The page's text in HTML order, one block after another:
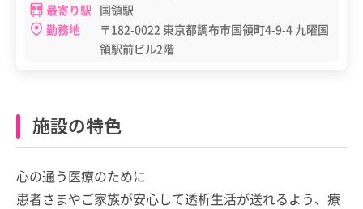
最寄り駅 国領駅
勤務地
〒182-0022 東京都調布市国領町4-9-4 九曜国
領駅前ビル2階
施設の特色
心の通う医療のために
患者さまやご家族が安心して透析生活が送れるよう、療